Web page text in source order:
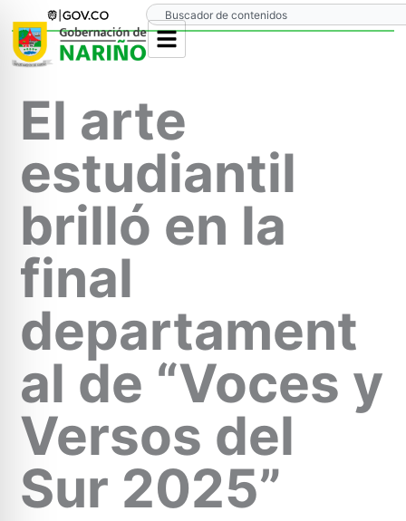
contenido
Search
El arte
estudiantil
brilló en la
final
departament
al de “Voces y
Versos del
Sur 2025”